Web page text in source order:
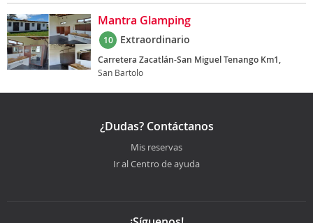
Mantra Glamping
10 Extraordinario
Carretera Zacatlán-San Miguel Tenango Km1,
San Bartolo
¿Dudas? Contáctanos
Mis reservas
Ir al Centro de ayuda